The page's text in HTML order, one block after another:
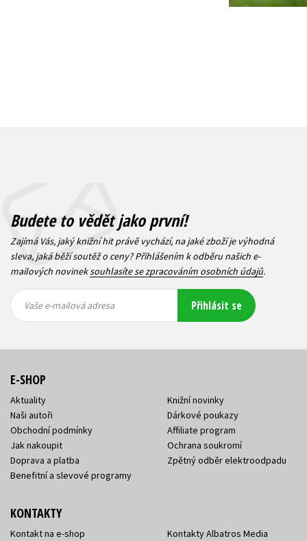
Budete to vědět jako první!
Zajímá Vás, jaký knižní hit právě vychází, na jaké zboží je výhodná
sleva, jaká běží soutěž o ceny? Přihlášením k odběru našich e-
mailových novineksouhlasíte se zpracováním osobních údajů.
mailová
mailová
Vaše e-mailová adresa Přihlásit se
E-SHOP
Aktuality
Naši autoři
Obchodní podmínky
Jak nakoupit
Doprava a platba
Benefitní a slevové programy
Knižní novinky
Dárkové poukazy
Affiliate program
Ochrana soukromí
Zpětný odběr elektroodpadu
KONTAKTY
Kontakt na e-shop
Kontakty Albatros Media